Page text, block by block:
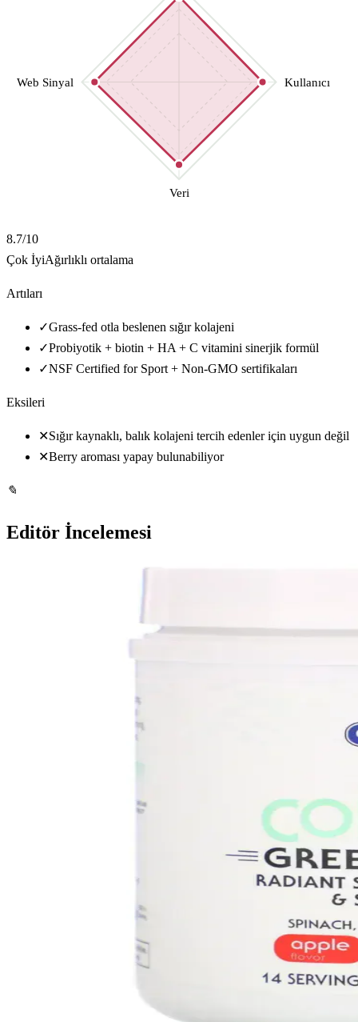
Kullanıcı
Veri
Web Sinyal
8.7/10
Çok İyiAğırlıklı ortalama
Artıları
✓Grass-fed otla beslenen sığır kolajeni
✓Probiyotik + biotin + HA + C vitamini sinerjik formül
✓NSF Certified for Sport + Non-GMO sertifikaları
Eksileri
✕Sığır kaynaklı, balık kolajeni tercih edenler için uygun değil
✕Berry aroması yapay bulunabiliyor
✎
Editör İncelemesi